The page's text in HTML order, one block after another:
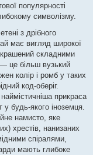
популярності
символізму.
з дрібного
має вигляд широкої
складними
це більш вузький
колір і ромб у таких
код-оберіг.
прикраса
у будь-якого іноземця.
намисто, яке
хрестів, нанизаних
спіралями,
мають глибоке